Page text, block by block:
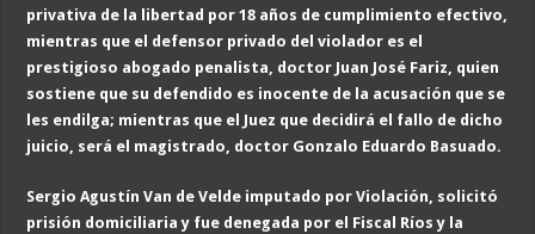
privativa de la libertad por 18 años de cumplimiento efectivo,
mientras que el defensor privado del violador es el
prestigioso abogado penalista, doctor Juan José Fariz, quien
sostiene que su defendido es inocente de la acusación que se
les endilga; mientras que el Juez que decidirá el fallo de dicho
juicio, será el magistrado, doctor Gonzalo Eduardo Basuado.
Sergio Agustín Van de Velde imputado por Violación, solicitó
prisión domiciliaria y fue denegada por el Fiscal Ríos y la